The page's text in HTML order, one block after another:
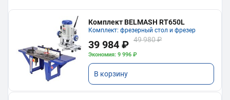
Комплект BELMASH RT650L
Комплект: фрезерный стол и фрезер
39 984 ₽ 49 980 ₽
Экономия: 9 996 ₽
В корзину